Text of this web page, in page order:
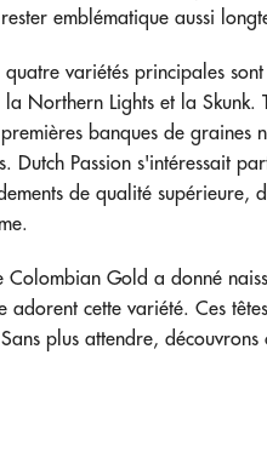
emblématique aussi
variétés principales
Northern Lights et la Skunk.
banques de graines
Dutch Passion s'intéressait
de qualité supérieure,
Gold a donné
cette variété. Ces
plus attendre,